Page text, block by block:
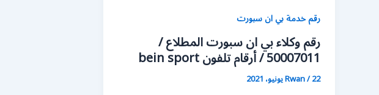
رقم خدمة بي ان سبورت
رقم وكلاء بي ان سبورت المطلاع /
50007011 / أرقام تلفون bein sport
Rwan/22 يونيو، 2021